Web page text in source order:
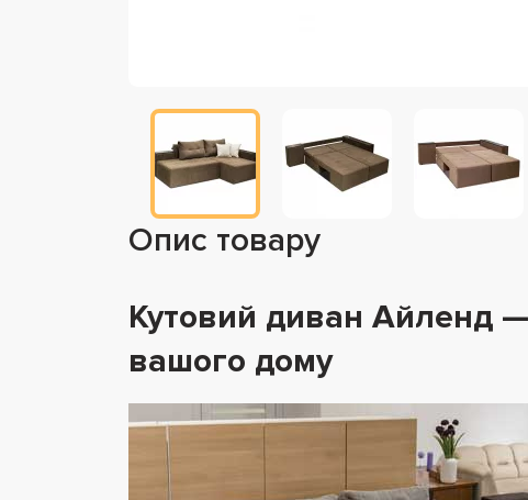
Опис товару
Кутовий диван Айленд
вашого дому